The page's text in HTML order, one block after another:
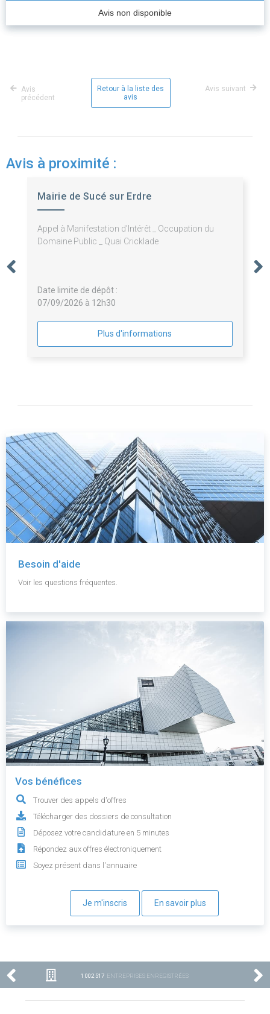
Avis non disponible
Avis
précédent
Retour à la liste des
avis
Avis suivant
Avis à proximité :
Mairie de Sucé sur Erdre
Appel à Manifestation d'Intérêt _ Occupation du
Domaine Public _ Quai Cricklade
Date limite de dépôt :
07/09/2026 à 12h30
Plus d'informations
Besoin d'aide
Voir les questions fréquentes.
Vos bénéfices
Trouver des appels d'offres
Télécharger des dossiers de consultation
Déposez votre candidature en 5 minutes
Répondez aux offres électroniquement
Soyez présent dans l'annuaire
Je m'inscris En savoir plus
1 002 517 ENTREPRISES ENREGISTRÉES